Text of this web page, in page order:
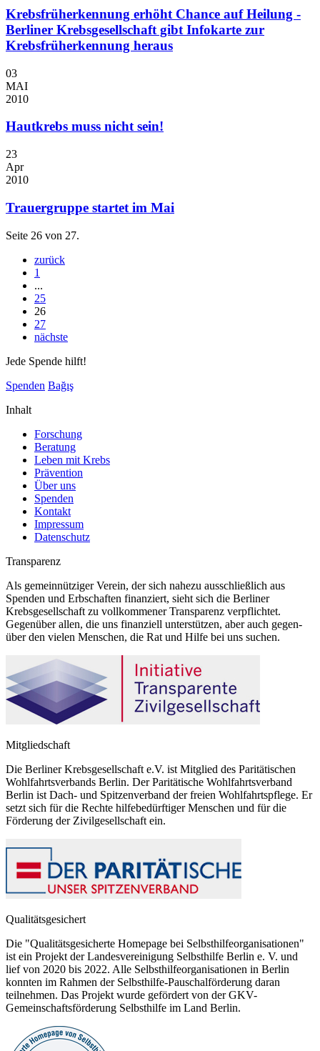
Krebsfrüherkennung erhöht Chance auf Heilung -
Berliner Krebsgesellschaft gibt Infokarte zur
Krebsfrüherkennung heraus
03
MAI
2010
Hautkrebs muss nicht sein!
23
Apr
2010
Trauergruppe startet im Mai
Seite 26 von 27.
zurück
1
...
25
26
27
nächste
Jede Spende hilft!
Spenden Bağış
Inhalt
Forschung
Beratung
Leben mit Krebs
Prävention
Über uns
Spenden
Kontakt
Impressum
Datenschutz
Transparenz
Als gemeinnütziger Verein, der sich nahezu ausschließlich aus
Spenden und Erbschaften finanziert, sieht sich die Berliner
Krebsgesellschaft zu vollkommener Transparenz verpflichtet.
Gegenüber allen, die uns finanziell unterstützen, aber auch gegen-
über den vielen Menschen, die Rat und Hilfe bei uns suchen.
Mitgliedschaft
Die Berliner Krebsgesellschaft e.V. ist Mitglied des Paritätischen
Wohlfahrtsverbands Berlin. Der Paritätische Wohlfahrtsverband
Berlin ist Dach- und Spitzenverband der freien Wohlfahrtspflege. Er
setzt sich für die Rechte hilfebedürftiger Menschen und für die
Förderung der Zivilgesellschaft ein.
Qualitätsgesichert
Die "Qualitätsgesicherte Homepage bei Selbsthilfeorganisationen"
ist ein Projekt der Landesvereinigung Selbsthilfe Berlin e. V. und
lief von 2020 bis 2022. Alle Selbsthilfeorganisationen in Berlin
konnten im Rahmen der Selbsthilfe-Pauschalförderung daran
teilnehmen. Das Projekt wurde gefördert von der GKV-
Gemeinschaftsförderung Selbsthilfe im Land Berlin.